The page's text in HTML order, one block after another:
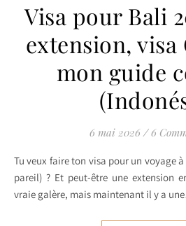
Visa pour Bali
extension, visa
mon guide
6 mai 2026 / 6
Tu veux faire ton visa pour un voyage à Bali ou en Indonésie (c’est
pareil) ? Et peut-être une extension
vraie galère, mais maintenant il y a